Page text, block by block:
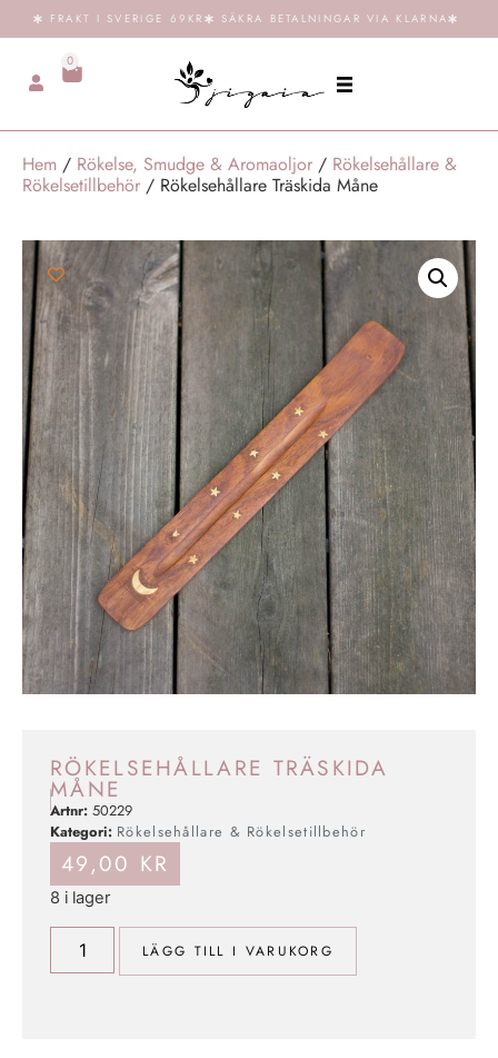
FRAKT I SVERIGE 69KR SÄKRA BETALNINGAR VIA KLARNA
0
Hem / Rökelse, Smudge & Aromaoljor / Rökelsehållare &
Rökelsetillbehör / Rökelsehållare Träskida Måne
RÖKELSEHÅLLARE TRÄSKIDA
MÅNE
Artnr: 50229
Kategori: Rökelsehållare & Rökelsetillbehör
49,00 KR
8 i lager
LÄGG TILL I VARUKORG